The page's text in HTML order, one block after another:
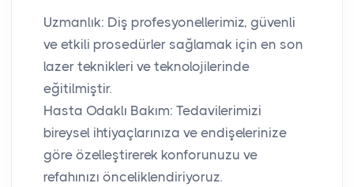
Uzmanlık: Diş profesyonellerimiz, güvenli
ve etkili prosedürler sağlamak için en son
lazer teknikleri ve teknolojilerinde
eğitilmiştir.
Hasta Odaklı Bakım: Tedavilerimizi
bireysel ihtiyaçlarınıza ve endişelerinize
göre özelleştirerek konforunuzu ve
refahınızı önceliklendiriyoruz.